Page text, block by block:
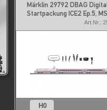
Märklin 29792 DBAG
Startpackung ICE2 Ep.5,
Art.Nr.:
H0